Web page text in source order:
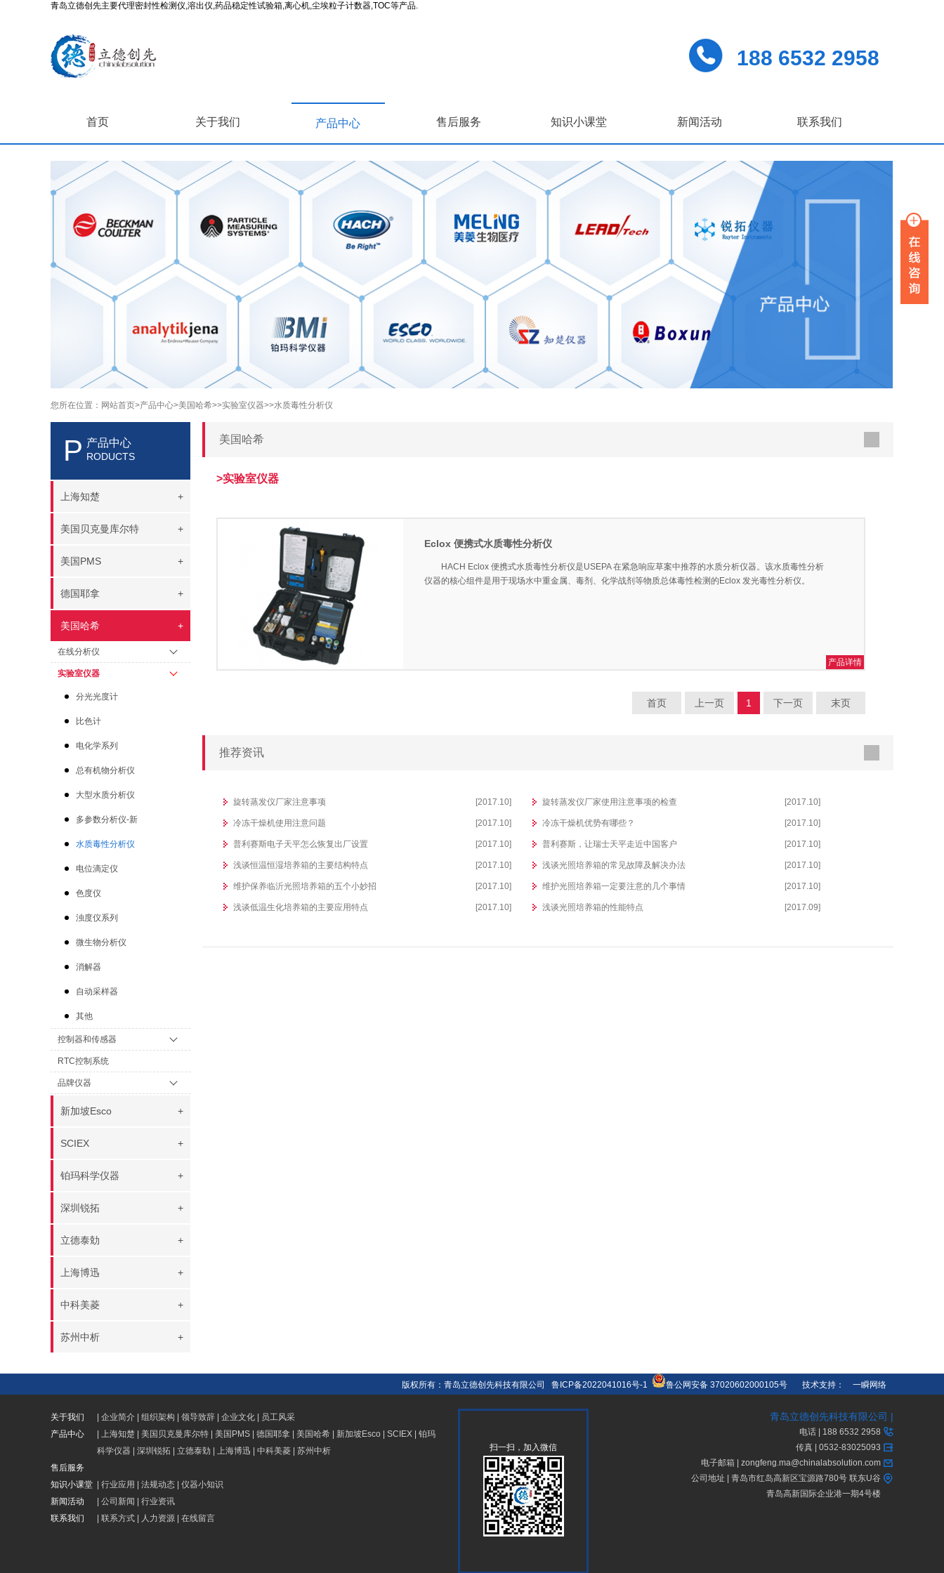
青岛立德创先主要代理密封性检测仪,溶出仪,药品稳定性试验箱,离心机,尘埃粒子计数器,TOC等产品.
188 6532 2958
首页 关于我们 产品中心 售后服务 知识小课堂 新闻活动 联系我们
您所在位置： 网站首页>产品中心>美国哈希>>实验室仪器>>水质毒性分析仪
P 产品中心
RODUCTS
上海知楚 +
美国贝克曼库尔特 +
美国PMS +
德国耶拿 +
美国哈希 +
在线分析仪
实验室仪器
分光光度计
比色计
电化学系列
总有机物分析仪
大型水质分析仪
多参数分析仪-新
水质毒性分析仪
电位滴定仪
色度仪
浊度仪系列
微生物分析仪
消解器
自动采样器
其他
控制器和传感器
RTC控制系统
品牌仪器
新加坡Esco +
SCIEX +
铂玛科学仪器 +
深圳锐拓 +
立德泰勀 +
上海博迅 +
中科美菱 +
苏州中析 +
美国哈希
>实验室仪器
Eclox 便携式水质毒性分析仪
HACH Eclox 便携式水质毒性分析仪是USEPA 在紧急响应草案中推荐的水质分析仪器。该水质毒性分析
仪器的核心组件是用于现场水中重金属、毒剂、化学战剂等物质总体毒性检测的Eclox 发光毒性分析仪。
产品详情
首页 上一页 1 下一页 末页
推荐资讯
旋转蒸发仪厂家注意事项 [2017.10] 旋转蒸发仪厂家使用注意事项的检查 [2017.10]
冷冻干燥机使用注意问题 [2017.10] 冷冻干燥机优势有哪些？ [2017.10]
普利赛斯电子天平怎么恢复出厂设置 [2017.10] 普利赛斯，让瑞士天平走近中国客户 [2017.10]
浅谈恒温恒湿培养箱的主要结构特点 [2017.10] 浅谈光照培养箱的常见故障及解决办法 [2017.10]
维护保养临沂光照培养箱的五个小妙招 [2017.10] 维护光照培养箱一定要注意的几个事情 [2017.10]
浅谈低温生化培养箱的主要应用特点 [2017.10] 浅谈光照培养箱的性能特点 [2017.09]
版权所有：青岛立德创先科技有限公司 鲁ICP备2022041016号-1 鲁公网安备 37020602000105号 技术支持： 一瞬网络
关于我们 企业简介 组织架构 领导致辞 企业文化
员工风采
产品中心
上海知楚 美国贝克曼库尔特 美国PMS 德国耶拿 美国哈希 新加坡Esco SCIEX
铂玛
科学仪器
深圳锐拓 立德泰勀 上海博迅 中科美菱
苏州中析
售后服务
知识小课堂
行业应用 法规动态
仪器小知识
新闻活动
公司新闻
行业资讯
联系我们
联系方式 人力资源 在线留言
扫一扫，加入微信
青岛立德创先科技有限公司 |
电话 | 188 6532 2958
传真 | 0532-83025093
电子邮箱 | zongfeng.ma@chinalabsolution.com
公司地址 | 青岛市红岛高新区宝源路780号 联东U谷
青岛高新国际企业港一期4号楼